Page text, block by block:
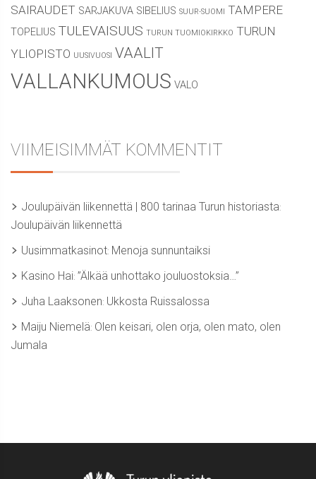
SAIRAUDET SARJAKUVA SIBELIUS SUUR-SUOMI TAMPERE
TOPELIUS TULEVAISUUS TURUN TUOMIOKIRKKO TURUN
YLIOPISTO UUSIVUOSI VAALIT
VALLANKUMOUS VALO
VIIMEISIMMÄT KOMMENTIT
Joulupäivän liikennettä | 800 tarinaa Turun historiasta:
Joulupäivän liikennettä
Uusimmatkasinot: Menoja sunnuntaiksi
Kasino Hai: ”Älkää unhottako jouluostoksia…”
Juha Laaksonen: Ukkosta Ruissalossa
Maiju Niemelä: Olen keisari, olen orja, olen mato, olen
Jumala